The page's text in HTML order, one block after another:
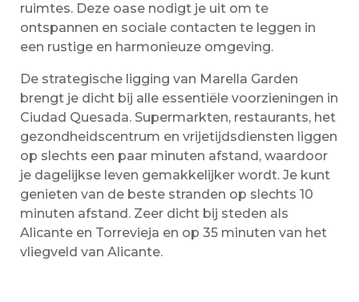
ruimtes. Deze oase nodigt je uit om te
ontspannen en sociale contacten te leggen in
een rustige en harmonieuze omgeving.
De strategische ligging van Marella Garden
brengt je dicht bij alle essentiële voorzieningen in
Ciudad Quesada. Supermarkten, restaurants, het
gezondheidscentrum en vrijetijdsdiensten liggen
op slechts een paar minuten afstand, waardoor
je dagelijkse leven gemakkelijker wordt. Je kunt
genieten van de beste stranden op slechts 10
minuten afstand. Zeer dicht bij steden als
Alicante en Torrevieja en op 35 minuten van het
vliegveld van Alicante.